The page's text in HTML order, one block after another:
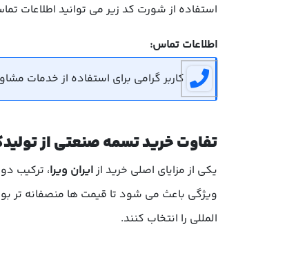
استفاده از شورت کد زیر می توانید اطلاعات
اطلاعات تماس:
کاربر گرامی برای استفاده از خدمات مشاوره رایگان می
تفاوت خرید تسمه صنعتی از
یکی از مزایای اصلی خرید ازایران ویرا، ترکیب
ویژگی باعث می شود تا قیمت ها منصفانه تر
المللی را انتخاب کنند.